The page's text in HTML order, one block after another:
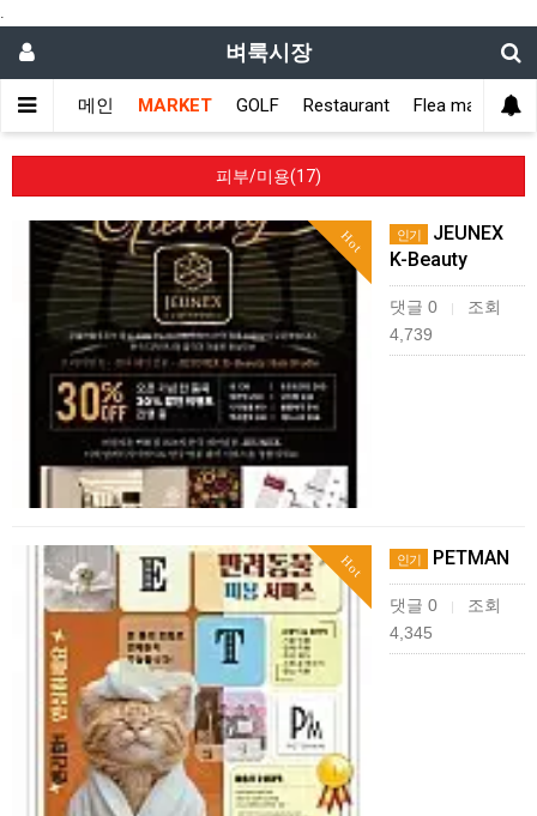
.
벼룩시장
메인 MARKET GOLF Restaurant Flea market
피부/미용(17)
Hot 인기
JEUNEX
K-Beauty
댓글 0 |
조회
4,739
Hot 인기 PETMAN
댓글 0 |
조회
4,345